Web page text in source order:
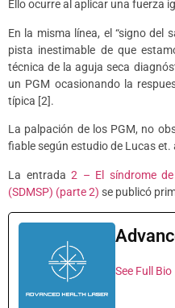
Ello ocurre al aplicar una fuerza
En la misma línea, el “signo del
pista inestimable de que
técnica de la aguja seca
un PGM ocasionando la
típica [2].
La palpación de los PGM, no
fiable según estudio de Lucas
La entrada2 – El síndrome
(SDMSP) (parte 2) se publicó
See Full Bio